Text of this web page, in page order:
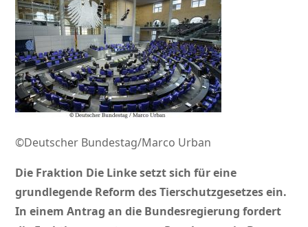
©Deutscher Bundestag/Marco Urban
Die Fraktion Die Linke setzt sich für eine
grundlegende Reform des Tierschutzgesetzes ein.
In einem Antrag an die Bundesregierung fordert